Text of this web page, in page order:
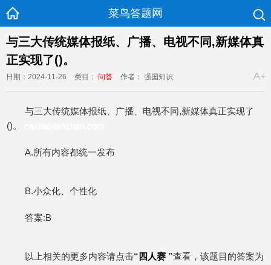
菜鸟答题网
与三大传统媒体报纸、广播、电视不同,新媒体真
正实现了()。
日期：2024-11-26 类目： 问答 作者： 强国知识
与三大传统媒体报纸、广播、电视不同,新媒体真正实现了
()。
A.所有内容都统一发布
B.小众化、个性化
答案:B
以上相关的更多内容请点击“四人赛 ”查看，该题目的答案为